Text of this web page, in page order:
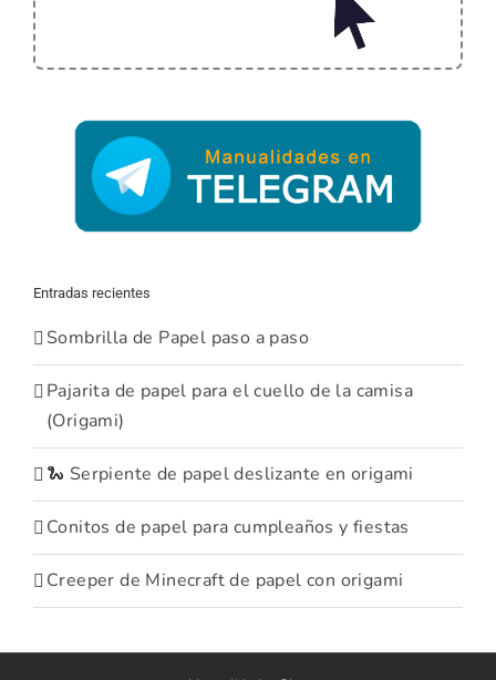
Entradas recientes
Sombrilla de Papel paso a paso
Pajarita de papel para el cuello de la camisa
(Origami)
🐍 Serpiente de papel deslizante en origami
Conitos de papel para cumpleaños y fiestas
Creeper de Minecraft de papel con origami